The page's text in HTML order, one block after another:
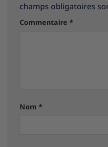
champs obligatoires
Commentaire *
Nom *